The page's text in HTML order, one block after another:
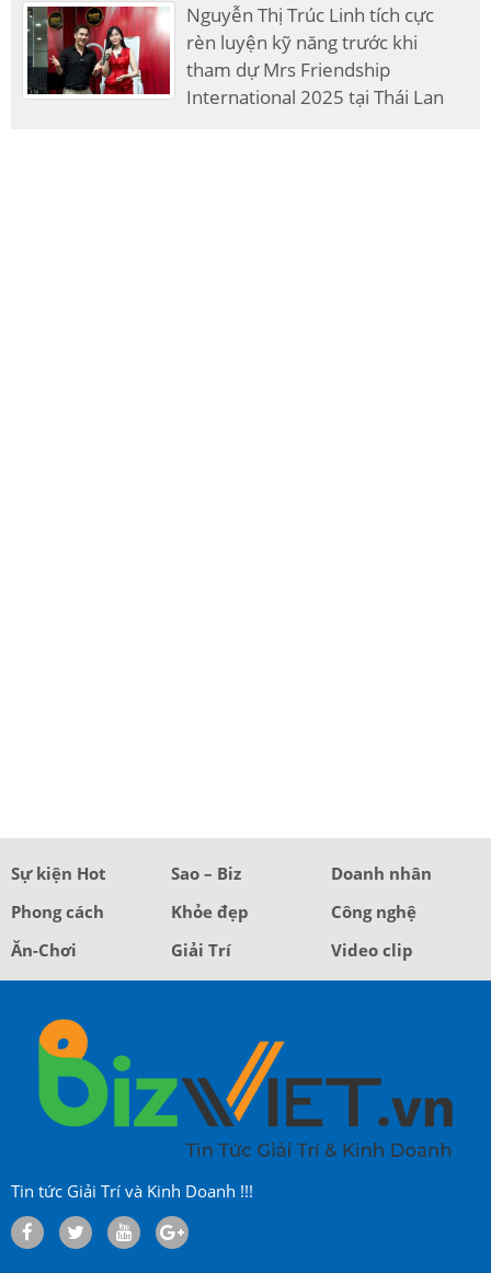
Nguyễn Thị Trúc Linh tích cực
rèn luyện kỹ năng trước khi
tham dự Mrs Friendship
International 2025 tại Thái Lan
Sự kiện Hot Sao – Biz
Doanh nhân
Phong cách
Khỏe đẹp
Công nghệ
Ăn-Chơi
Giải Trí Video clip
Tin tức Giải Trí và Kinh Doanh !!!